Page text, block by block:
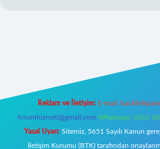
Reklam ve İletişim: E-mail:
forumhizmeti@gmail.com Whatsapp: 0262
Yasal Uyarı: Sitemiz, 5651 Sayılı Kanun
İletişim Kurumu (BTK) tarafından